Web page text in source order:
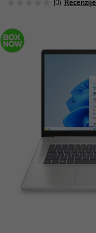
(0) Recenzije